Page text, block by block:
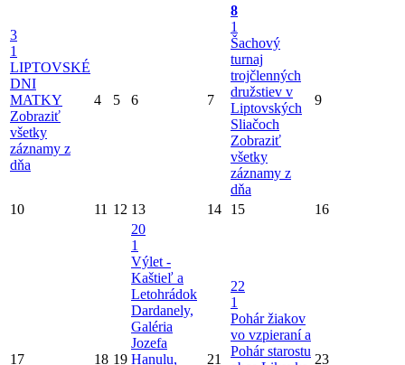
3
1
LIPTOVSKÉ
DNI
MATKY
Zobraziť
všetky
záznamy z
dňa
4 5 6 7
8
1
Šachový
turnaj
trojčlenných
družstiev v
Liptovských
Sliačoch
Zobraziť
všetky
záznamy z
dňa
9
10 11 12 13 14 15 16
17 18 19
20
1
Výlet -
Kaštieľ a
Letohrádok
Dardanely,
Galéria
Jozefa
Hanulu,
21
22
1
Pohár žiakov
vo vzpieraní a
Pohár starostu
23